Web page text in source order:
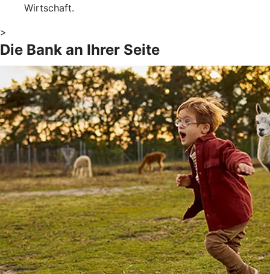
Wirtschaft.
>
Die Bank an Ihrer Seite